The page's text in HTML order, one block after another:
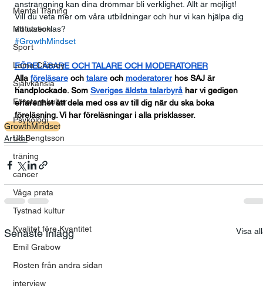
Mental Träning
Motivation
Sport
Lama Chimey
Självkänsla
Företagskultur
Psykologi
Ulf Bengtsson
träning
cancer
Våga prata
Tystnad kultur
Kvalitet före Kvantitet
Emil Grabow
Rösten från andra sidan
interview
ansträngning kan dina drömmar bli verklighet. Allt är möjligt!
Vill du veta mer om våra utbildningar och hur vi kan hjälpa dig
att utvecklas?
#GrowthMindset
FÖRELÄSARE OCH TALARE OCH MODERATORER
Alla föreläsare och talare och moderatorer hos SAJ är
handplockade. Som Sveriges äldsta talarbyrå har vi gedigen
erfarenhet att dela med oss av till dig när du ska boka
föreläsning. Vi har föreläsningar i alla prisklasser.
GrowthMindset
Artikel
Senaste inlägg Visa